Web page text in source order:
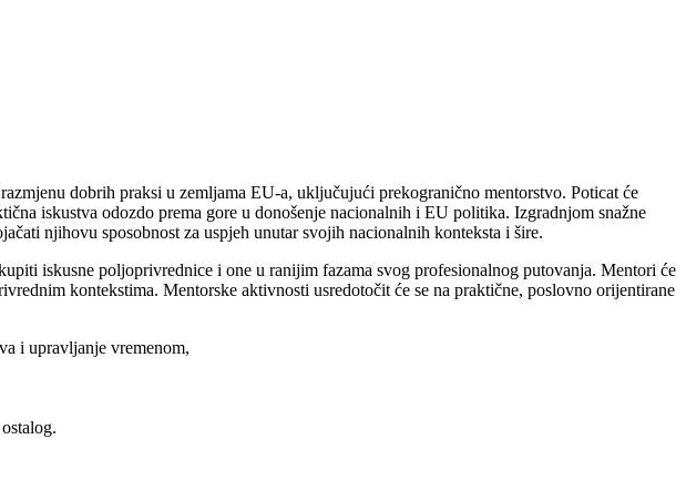
dobrih praksi u zemljama EU-a, uključujući prekogranično mentorstvo. Poticat će
iskustva odozdo prema gore u donošenje nacionalnih i EU politika. Izgradnjom snažne
njihovu sposobnost za uspjeh unutar svojih nacionalnih konteksta i šire.
iskusne poljoprivrednice i one u ranijim fazama svog profesionalnog putovanja. Mentori će
kontekstima. Mentorske aktivnosti usredotočit će se na praktične, poslovno orijentirane
i upravljanje vremenom,